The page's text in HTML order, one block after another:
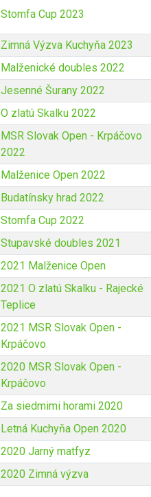
Stomfa Cup 2023
Zimná Výzva Kuchyňa 2023
Malženické doubles 2022
Jesenné Šurany 2022
O zlatú Skalku 2022
MSR Slovak Open - Krpáčovo
2022
Malženice Open 2022
Budatínsky hrad 2022
Stomfa Cup 2022
Stupavské doubles 2021
2021 Malženice Open
2021 O zlatú Skalku - Rajecké
Teplice
2021 MSR Slovak Open -
Krpáčovo
2020 MSR Slovak Open -
Krpáčovo
Za siedmimi horami 2020
Letná Kuchyňa Open 2020
2020 Jarný matfyz
2020 Zimná výzva